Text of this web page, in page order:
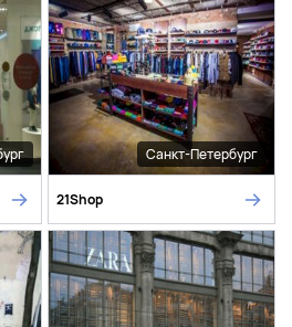
Санкт-Петербург
21Shop